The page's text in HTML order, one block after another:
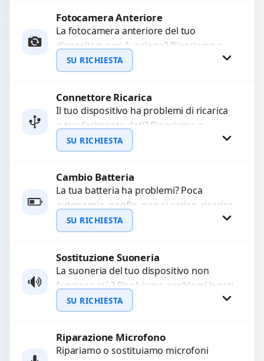
Richiedi Preventivo
WhatsApp
Fotocamera Anteriore
La fotocamera anteriore del tuo
dispositivo non funziona? Ripariamo o
sostituiamo fotocamere guaste con
problemi come immagini sfocate, messa
SU RICHIESTA
Richiedi Preventivo
WhatsApp
Connettore Ricarica
Il tuo dispositivo ha problemi di ricarica
o trasferimento dati? Ripariamo o
sostituiamo connettori di ricarica guasti,
rotti, allentati, danneggiati,...
SU RICHIESTA
Richiedi Preventivo
WhatsApp
Cambio Batteria
La tua batteria ha problemi? Poca
autonomia, gonfia, non si carica, ricarica
lenta o cicli di ricarica esauriti?
Sostituiamo la...
SU RICHIESTA
Richiedi Preventivo
WhatsApp
Sostituzione Suoneria
La suoneria del tuo dispositivo non
funziona più? Risolviamo problemi legati
a moduli audio difettosi con interventi
precisi e componenti...
SU RICHIESTA
Richiedi Preventivo
Riparazione Microfono
Ripariamo o sostituiamo microfoni